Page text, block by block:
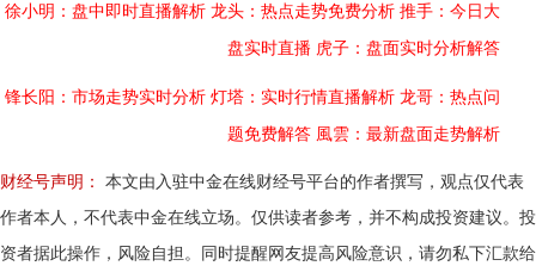
徐小明：盘中即时直播解析 龙头：热点走势免费分析 推手：今日大
盘实时直播 虎子：盘面实时分析解答
锋长阳：市场走势实时分析 灯塔：实时行情直播解析 龙哥：热点问
题免费解答 風雲：最新盘面走势解析
财经号声明：
本文由入驻中金在线财经号平台的作者撰写，观点仅代表
作者本人，不代表中金在线立场。仅供读者参考，并不构成投资建议。投
资者据此操作，风险自担。同时提醒网友提高风险意识，请勿私下汇款给